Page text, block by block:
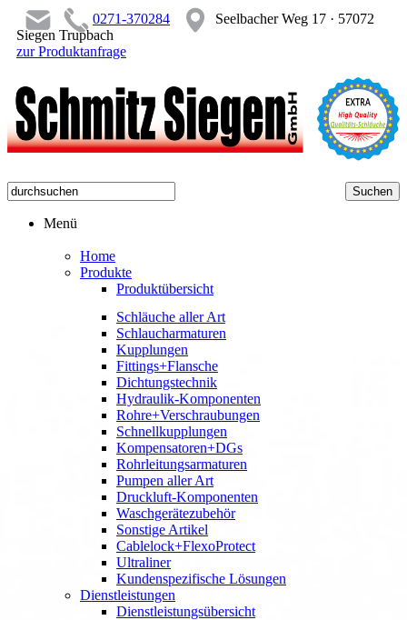
0271-370284
Seelbacher Weg 17 · 57072
Siegen Trupbach
zur Produktanfrage
Menü
Home
Produkte
Produktübersicht
Schläuche aller Art
Schlaucharmaturen
Kupplungen
Fittings+Flansche
Dichtungstechnik
Hydraulik-Komponenten
Rohre+Verschraubungen
Schnellkupplungen
Kompensatoren+DGs
Rohrleitungsarmaturen
Pumpen aller Art
Druckluft-Komponenten
Waschgerätezubehör
Sonstige Artikel
Cablelock+FlexoProtect
Ultraliner
Kundenspezifische Lösungen
Dienstleistungen
Dienstleistungsübersicht